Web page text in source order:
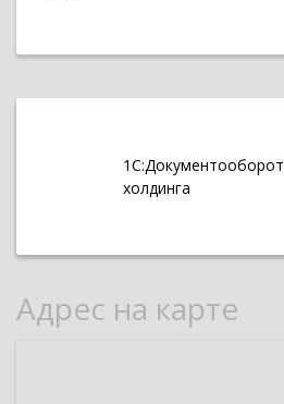
1С:Документооборот
холдинга
Адрес на карте